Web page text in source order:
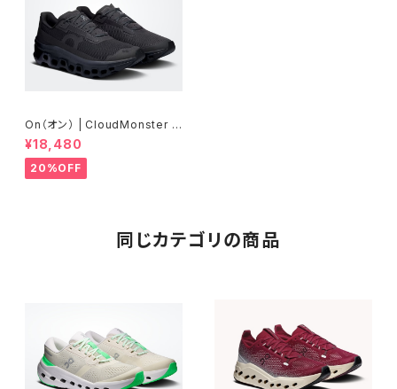
On（オン） | CloudMonster V
oid | Black/Black | Women
¥18,480
20%OFF
同じカテゴリの商品